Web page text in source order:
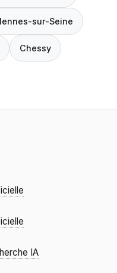
sur-Seine
Chessy
IA